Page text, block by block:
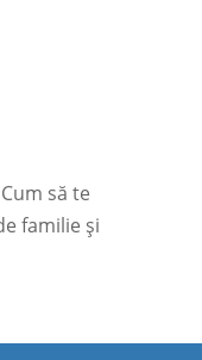
să te
familie și